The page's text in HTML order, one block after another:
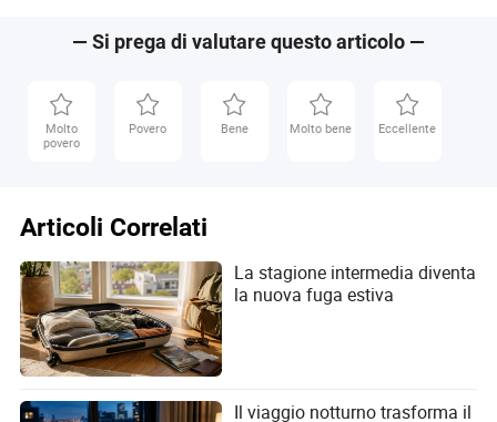
— Si prega di valutare questo articolo —
Molto
povero
Povero Bene Molto bene Eccellente
Articoli Correlati
La stagione intermedia diventa
la nuova fuga estiva
Il viaggio notturno trasforma il